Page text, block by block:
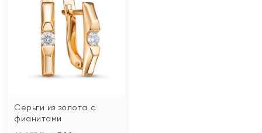
Серьги из золота с
фианитами